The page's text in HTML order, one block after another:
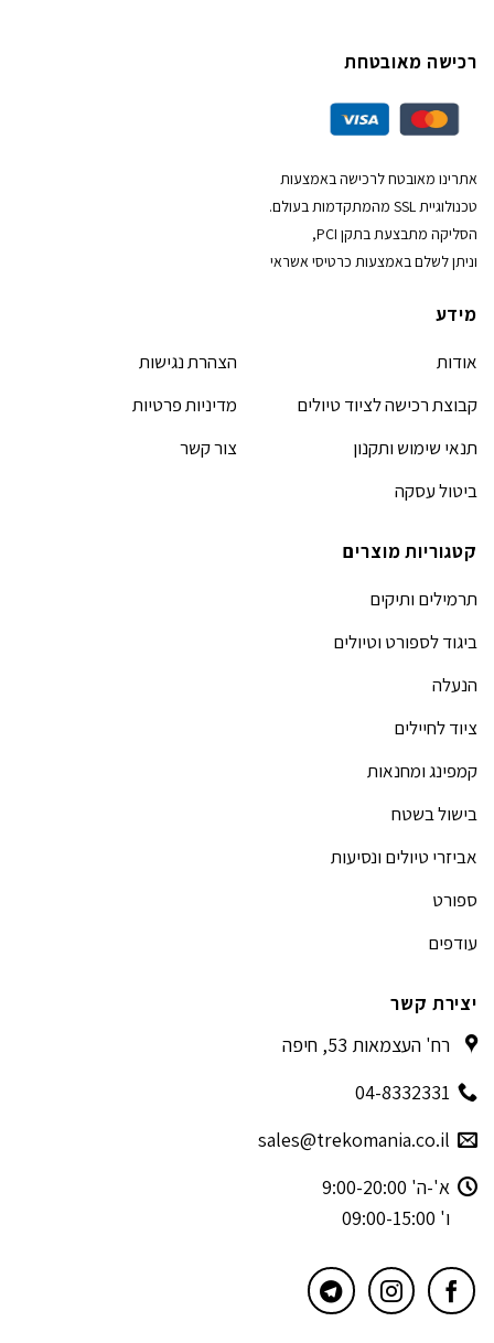
רכישה מאובטחת
אתרינו מאובטח לרכישה באמצעות
טכנולוגיית SSL מהמתקדמות בעולם.
הסליקה מתבצעת בתקן PCI,
וניתן לשלם באמצעות כרטיסי אשראי
מידע
אודות
קבוצת רכישה לציוד טיולים
תנאי שימוש ותקנון
ביטול עסקה
הצהרת נגישות
מדיניות פרטיות
צור קשר
קטגוריות מוצרים
תרמילים ותיקים
ביגוד לספורט וטיולים
הנעלה
ציוד לחיילים
קמפינג ומחנאות
בישול בשטח
אביזרי טיולים ונסיעות
ספורט
עודפים
יצירת קשר
רח' העצמאות 53, חיפה
04-8332331
sales@trekomania.co.il
א'-ה' 9:00-20:00
ו' 09:00-15:00